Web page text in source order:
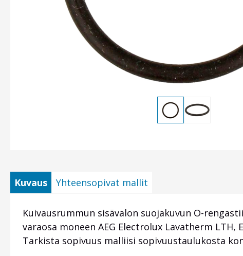
Kuvaus Yhteensopivat mallit
Kuivausrummun sisävalon suojakuvun O-
varaosa moneen AEG Electrolux Lavatherm LTH,
Tarkista sopivuus malliisi sopivuustaulukosta